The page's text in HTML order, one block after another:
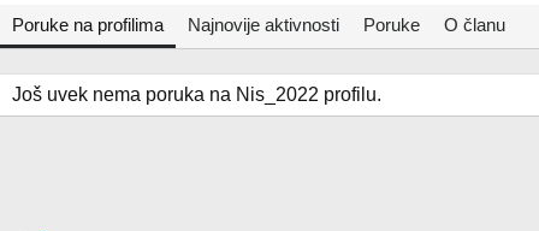
Poruke na profilima Najnovije aktivnosti Poruke O članu
Još uvek nema poruka na Nis_2022 profilu.